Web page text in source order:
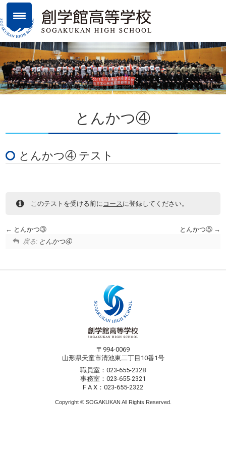
とんかつ④
とんかつ④ テスト
このテストを受ける前に コースに登録してください。
とんかつ③
とんかつ⑤
戻る: とんかつ④
〒994-0069
山形県天童市清池東二丁目10番1号
職員室：023-655-2328
事務室：023-655-2321
F A X：023-655-2322
Copyright © SOGAKUKAN All Rights Reserved.